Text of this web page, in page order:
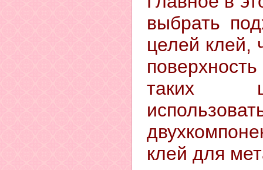
выбрать
целей клей,
таких
клей для